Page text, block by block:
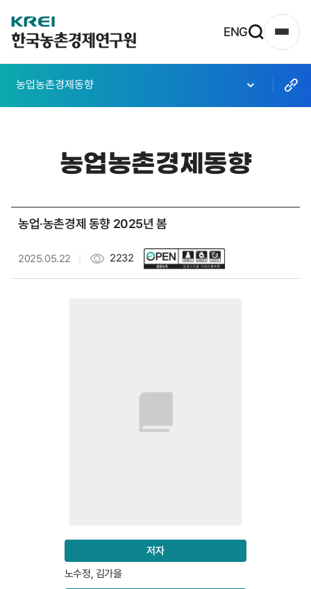
한
국
촌
원
고
ENG
트
맵
농업농촌경제동향
농업농촌경제동향
농업·농촌경제 동향 2025년 봄
2025.05.22 2232
저자
노수정, 김가을